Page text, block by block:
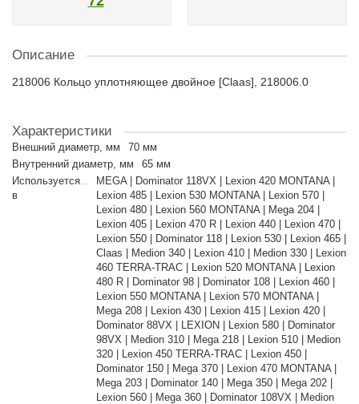
Описание
218006 Кольцо уплотняющее двойное [Claas], 218006.0
Характеристики
Внешний диаметр, мм
70 мм
Внутренний диаметр, мм
65 мм
Используется
в
MEGA | Dominator 118VX | Lexion 420 MONTANA |
Lexion 485 | Lexion 530 MONTANA | Lexion 570 |
Lexion 480 | Lexion 560 MONTANA | Mega 204 |
Lexion 405 | Lexion 470 R | Lexion 440 | Lexion 470 |
Lexion 550 | Dominator 118 | Lexion 530 | Lexion 465 |
Claas | Medion 340 | Lexion 410 | Medion 330 | Lexion
460 TERRA-TRAC | Lexion 520 MONTANA | Lexion
480 R | Dominator 98 | Dominator 108 | Lexion 460 |
Lexion 550 MONTANA | Lexion 570 MONTANA |
Mega 208 | Lexion 430 | Lexion 415 | Lexion 420 |
Dominator 88VX | LEXION | Lexion 580 | Dominator
98VX | Medion 310 | Mega 218 | Lexion 510 | Medion
320 | Lexion 450 TERRA-TRAC | Lexion 450 |
Dominator 150 | Mega 370 | Lexion 470 MONTANA |
Mega 203 | Dominator 140 | Mega 350 | Mega 202 |
Lexion 560 | Mega 360 | Dominator 108VX | Medion